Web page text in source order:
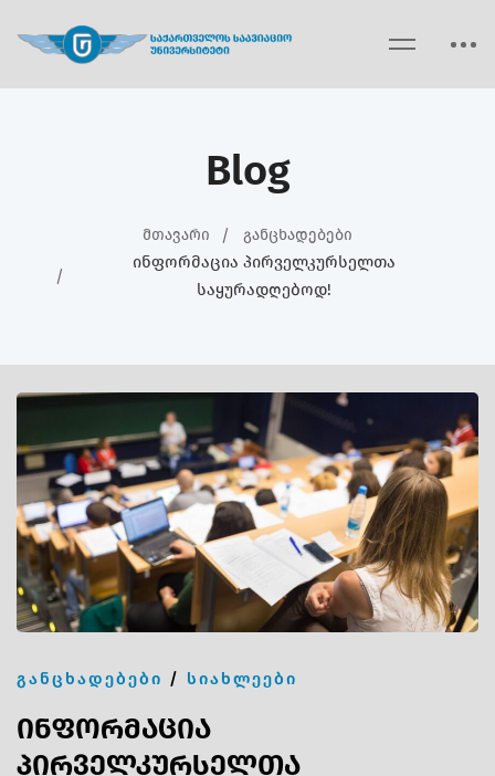
Blog
Მთავარი Განცხადებები
Ინფორმაცია Პირველკურსელთა
Საყურადღებოდ!
ᲒᲐᲜᲪᲮᲐᲓᲔᲑᲔᲑᲘ / ᲡᲘᲐᲮᲚᲔᲔᲑᲘ
ინფორმაცია
პირველკურსელთა